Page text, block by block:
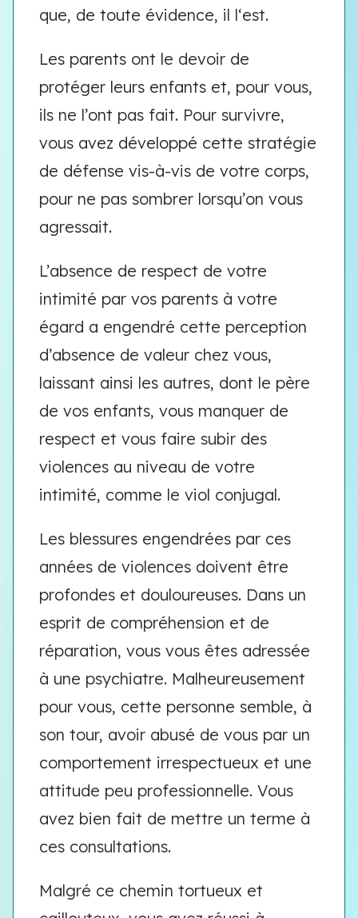
que, de toute évidence, il l‘est.
Les parents ont le devoir de
protéger leurs enfants et, pour vous,
ils ne l’ont pas fait. Pour survivre,
vous avez développé cette stratégie
de défense vis-à-vis de votre corps,
pour ne pas sombrer lorsqu’on vous
agressait.
L’absence de respect de votre
intimité par vos parents à votre
égard a engendré cette perception
d’absence de valeur chez vous,
laissant ainsi les autres, dont le père
de vos enfants, vous manquer de
respect et vous faire subir des
violences au niveau de votre
intimité, comme le viol conjugal.
Les blessures engendrées par ces
années de violences doivent être
profondes et douloureuses. Dans un
esprit de compréhension et de
réparation, vous vous êtes adressée
à une psychiatre. Malheureusement
pour vous, cette personne semble, à
son tour, avoir abusé de vous par un
comportement irrespectueux et une
attitude peu professionnelle. Vous
avez bien fait de mettre un terme à
ces consultations.
Malgré ce chemin tortueux et